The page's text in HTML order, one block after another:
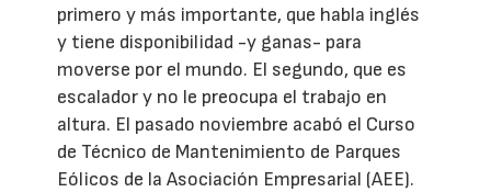
primero y más importante, que habla inglés
y tiene disponibilidad -y ganas- para
moverse por el mundo. El segundo, que es
escalador y no le preocupa el trabajo en
altura. El pasado noviembre acabó el Curso
de Técnico de Mantenimiento de Parques
Eólicos de la Asociación Empresarial (AEE).